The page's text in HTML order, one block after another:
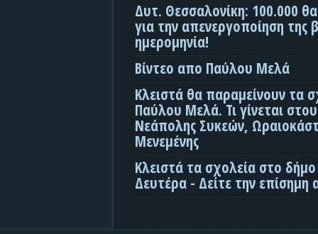
Δυτ. Θεσσαλονίκη: 100.000
για την απενεργοποίηση της
ημερομηνία!
Βίντεο απο Παύλου Μελά
Κλειστά θα παραμείνουν τα
Παύλου Μελά. Τι γίνεται
Νεάπολης Συκεών,
Μενεμένης
Κλειστά τα σχολεία στο
Δευτέρα - Δείτε την επίσημη